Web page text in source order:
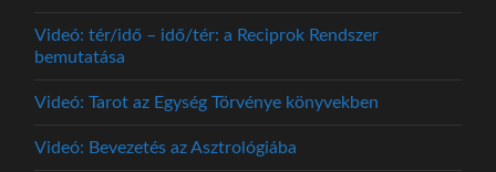
Videó: tér/idő – idő/tér: a Reciprok Rendszer
bemutatása
Videó: Tarot az Egység Törvénye könyvekben
Videó: Bevezetés az Asztrológiába